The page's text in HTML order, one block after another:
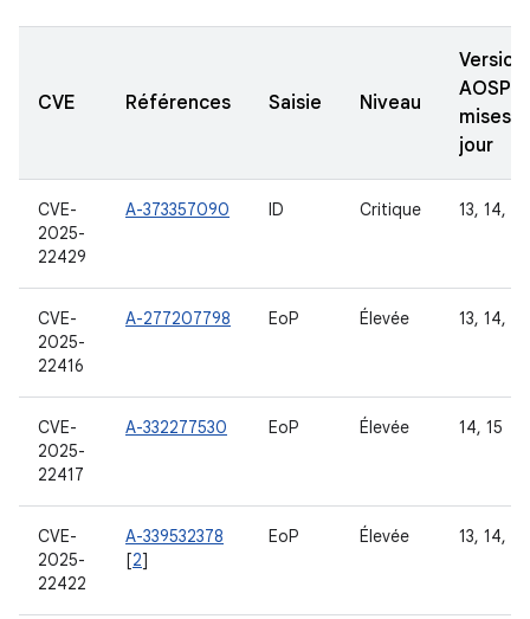
CVE Références Saisie Niveau
AOSP
mises à
jour
CVE-
2025-
22429
A-373357090 ID Critique 13, 14, 15
CVE-
2025-
22416
A-277207798 EoP Élevée 13, 14, 15
CVE-
2025-
22417
A-332277530 EoP Élevée 14, 15
CVE-
2025-
22422
A-339532378
[2]
EoP Élevée 13, 14, 15